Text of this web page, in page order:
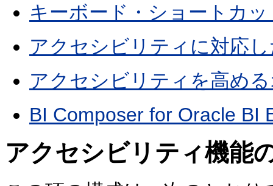
キーボード・ショートカッ
アクセシビリティに対応
アクセシビリティを高め
BI Composer for Oracle BI
アクセシビリティ機能